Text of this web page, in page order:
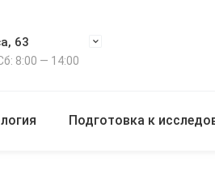
63
8:00 — 14:00
Подготовка к